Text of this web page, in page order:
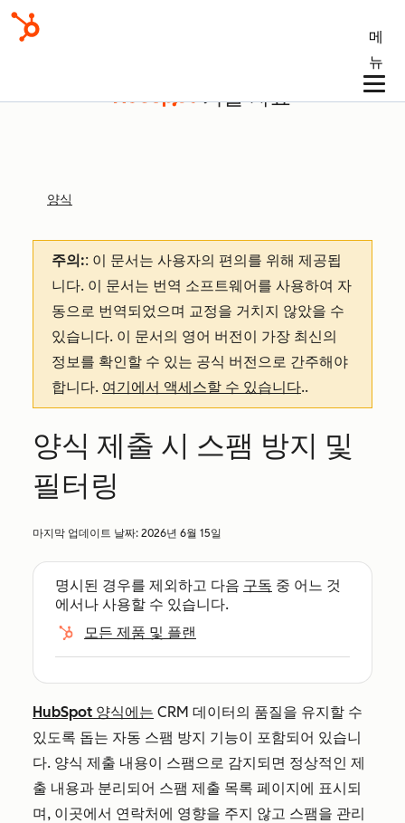
메
뉴
기술 자료
양식
주의:: 이 문서는 사용자의 편의를 위해 제공됩
니다. 이 문서는 번역 소프트웨어를 사용하여 자
동으로 번역되었으며 교정을 거치지 않았을 수
있습니다. 이 문서의 영어 버전이 가장 최신의
정보를 확인할 수 있는 공식 버전으로 간주해야
합니다. 여기에서 액세스할 수 있습니다..
양식 제출 시 스팸 방지 및
필터링
마지막 업데이트 날짜: 2026년 6월 15일
명시된 경우를 제외하고 다음 구독 중 어느 것
에서나 사용할 수 있습니다.
모든 제품 및 플랜
HubSpot 양식에는 CRM 데이터의 품질을 유지할 수
있도록 돕는 자동 스팸 방지 기능이 포함되어 있습니
다. 양식 제출 내용이 스팸으로 감지되면 정상적인 제
출 내용과 분리되어 스팸 제출 목록 페이지에 표시되
며, 이곳에서 연락처에 영향을 주지 않고 스팸을 관리